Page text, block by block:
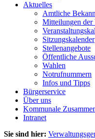
Aktuelles
Amtliche
Mitteilungen der
Sitzungskalender
Stellenangebote
Öffentliche
Wahlen
Notrufnummern
Infos und Tipps
Bürgerservice
Über uns
Kommunale
Intranet
Sie sind hier: